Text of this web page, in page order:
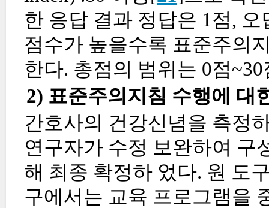
한 응답 결과 정답은 1점,
점수가 높을수록 표준주의
한다. 총점의 범위는 0점
2) 표준주의지침 수행에 대
간호사의 건강신념을 측정
연구자가 수정 보완하여 구
해 최종 확정하 었다. 원 도
구에서는 교육 프로그램을